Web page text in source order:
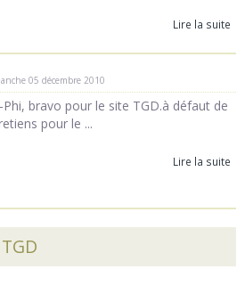
Lire la suite
05 décembre 2010
Phi, bravo pour le site TGD.à défaut de
pour le ...
Lire la suite